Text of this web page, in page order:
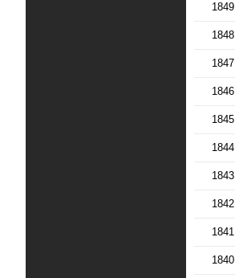
1849
1848
1847
1846
1845
1844
1843
1842
1841
1840